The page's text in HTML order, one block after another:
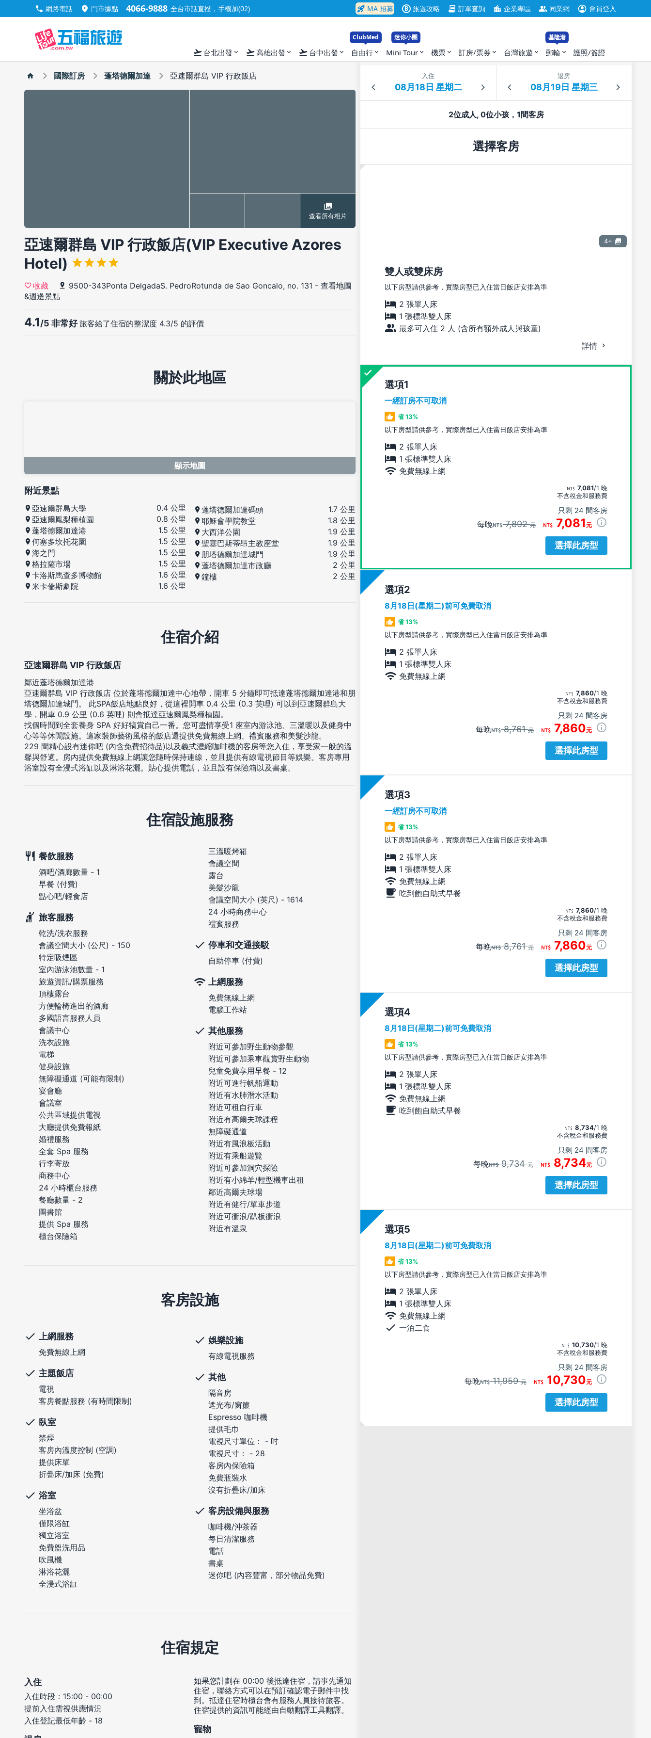
call 網路電話 location_on 門市據點 4066-9888 全台市話直撥，手機加(02) rocket_launch MA 招募 B 旅遊攻略 contract 訂單查詢 location_city 企業專區 group 同業網 account_circle 會員登入
flight_takeoff 台北出發 expand_more flight_takeoff高雄出發 expand_more flight_takeoff 台中出發 expand_more
ClubMed
自由行 expand_more
迷你小團
Mini Tour expand_more 機票 expand_more 訂房/票券 expand_more 台灣旅遊 expand_more
基隆港
郵輪 expand_more 護照/簽證
國際訂房 蓬塔德爾加達 亞速爾群島 VIP 行政飯店
查看所有相片
亞速爾群島 VIP 行政飯店(VIP Executive Azores
Hotel)
收藏 9500-343Ponta DelgadaS. PedroRotunda de Sao Goncalo, no. 131 - 查看地圖
&週邊景點
4.1/5 非常好旅客給了住宿的整潔度 4.3/5 的評價
入住 退房
2位成人, 0位小孩，1間客房
選擇客房
4+
雙人或雙床房
以下房型請供參考，實際房型已入住當日飯店安排為準
2 張單人床
1 張標準雙人床
最多可入住 2 人 (含所有額外成人與孩童)
詳情
選項
一經訂房不可取消
省 13%
以下房型請供參考，實際房型已入住當日飯店安排為準
2 張單人床
1 張標準雙人床
免費無線上網
7,081/1 晚
不含稅金和服務費
只剩 24 間客房
每晚 7,892元 7,081 元
選擇此房型
選項
8月18日(星期二)前可免費取消
省 13%
以下房型請供參考，實際房型已入住當日飯店安排為準
2 張單人床
1 張標準雙人床
免費無線上網
7,860/1 晚
不含稅金和服務費
只剩 24 間客房
每晚 8,761元 7,860元
選擇此房型
選項
一經訂房不可取消
省 13%
以下房型請供參考，實際房型已入住當日飯店安排為準
2 張單人床
1 張標準雙人床
免費無線上網
吃到飽自助式早餐
7,860/1 晚
不含稅金和服務費
只剩 24 間客房
每晚 8,761元 7,860元
選擇此房型
選項
8月18日(星期二)前可免費取消
省 13%
以下房型請供參考，實際房型已入住當日飯店安排為準
2 張單人床
1 張標準雙人床
免費無線上網
吃到飽自助式早餐
8,734/1 晚
不含稅金和服務費
只剩 24 間客房
每晚 9,734元 8,734元
選擇此房型
選項
8月18日(星期二)前可免費取消
省 13%
以下房型請供參考，實際房型已入住當日飯店安排為準
2 張單人床
1 張標準雙人床
免費無線上網
一泊二食
10,730/1 晚
不含稅金和服務費
只剩 24 間客房
每晚 11,959元 10,730元
選擇此房型
關於此地區
顯示地圖
附近景點
亞速爾群島大學
0.4 公里
亞速爾鳳梨種植園
0.8 公里
蓬塔德爾加達港
1.5 公里
何塞多坎托花園
1.5 公里
海之門
1.5 公里
格拉薩市場
1.5 公里
卡洛斯馬查多博物館
1.6 公里
米卡倫斯劇院
1.6 公里
蓬塔德爾加達碼頭
1.7 公里
耶穌會學院教堂
1.8 公里
大西洋公園
1.9 公里
聖塞巴斯蒂昂主教座堂
1.9 公里
朋塔德爾加達城門
1.9 公里
蓬塔德爾加達市政廳
2 公里
鐘樓
2 公里
住宿介紹
亞速爾群島 VIP 行政飯店
鄰近蓬塔德爾加達港
亞速爾群島 VIP 行政飯店 位於蓬塔德爾加達中心地帶，開車 5 分鐘即可抵達蓬塔德爾加達港和朋
塔德爾加達城門。 此SPA飯店地點良好，從這裡開車 0.4 公里 (0.3 英哩) 可以到亞速爾群島大
學，開車 0.9 公里 (0.6 英哩) 則會抵達亞速爾鳳梨種植園。
找個時間到全套養身 SPA 好好犒賞自己一番。您可盡情享受1 座室內游泳池、三溫暖以及健身中
心等等休閒設施。這家裝飾藝術風格的飯店還提供免費無線上網、禮賓服務和美髮沙龍。
229 間精心設有迷你吧 (內含免費招待品)以及義式濃縮咖啡機的客房等您入住，享受家一般的溫
馨與舒適。房內提供免費無線上網讓您隨時保持連線，並且提供有線電視節目等娛樂。客房專用
浴室設有全浸式浴缸以及淋浴花灑。貼心提供電話，並且設有保險箱以及書桌。
住宿設施服務
餐飲服務
酒吧/酒廊數量 - 1
早餐 (付費)
點心吧/輕食店
旅客服務
乾洗/洗衣服務
會議空間大小 (公尺) - 150
特定吸煙區
室內游泳池數量 - 1
旅遊資訊/購票服務
頂樓露台
方便輪椅進出的酒廊
多國語言服務人員
會議中心
洗衣設施
電梯
健身設施
無障礙通道 (可能有限制)
宴會廳
會議室
公共區域提供電視
大廳提供免費報紙
婚禮服務
全套 Spa 服務
行李寄放
商務中心
24 小時櫃台服務
餐廳數量 - 2
圖書館
提供 Spa 服務
櫃台保險箱
三溫暖烤箱
會議空間
露台
美髮沙龍
會議空間大小 (英尺) - 1614
24 小時商務中心
禮賓服務
停車和交通接駁
自助停車 (付費)
上網服務
免費無線上網
電腦工作站
其他服務
附近可參加野生動物參觀
附近可參加乘車觀賞野生動物
兒童免費享用早餐 - 12
附近可進行帆船運動
附近有水肺潛水活動
附近可租自行車
附近有高爾夫球課程
無障礙通道
附近有風浪板活動
附近有乘船遊覽
附近可參加洞穴探險
附近有小綿羊/輕型機車出租
鄰近高爾夫球場
附近有健行/單車步道
附近可衝浪/趴板衝浪
附近有溫泉
客房設施
上網服務
免費無線上網
主題飯店
電視
客房餐點服務 (有時間限制)
臥室
禁煙
客房內溫度控制 (空調)
提供床單
折疊床/加床 (免費)
浴室
坐浴盆
僅限浴缸
獨立浴室
免費盥洗用品
吹風機
淋浴花灑
全浸式浴缸
娛樂設施
有線電視服務
其他
隔音房
遮光布/窗簾
Espresso 咖啡機
提供毛巾
電視尺寸單位： - 吋
電視尺寸： - 28
客房內保險箱
免費瓶裝水
沒有折疊床/加床
客房設備與服務
咖啡機/沖茶器
每日清潔服務
電話
書桌
迷你吧 (內容豐富，部分物品免費)
住宿規定
入住
入住時段：15:00 - 00:00
提前入住需視供應情況
入住登記最低年齡 - 18
如果您計劃在 00:00 後抵達住宿，請事先通知
住宿，聯絡方式可以在預訂確認電子郵件中找
到。抵達住宿時櫃台會有服務人員接待旅客。
住宿提供的資訊可能經由自動翻譯工具翻譯。
寵物